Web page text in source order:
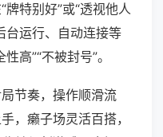
特别好”或“透视他人
台运行、自动连接等
高”“不被封号”。
节奏，操作顺滑流
，癞子场灵活百搭，